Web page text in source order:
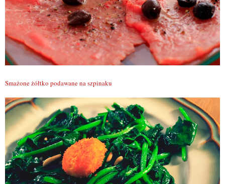
Smażone żółtko podawane na szpinaku